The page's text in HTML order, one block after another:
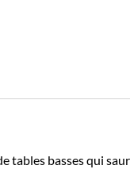
tables basses qui